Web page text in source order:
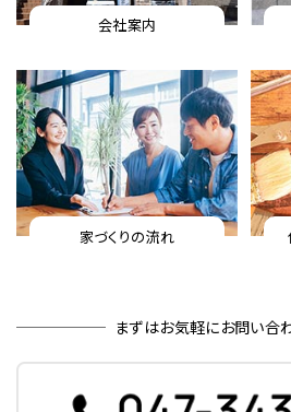
会社案内
家づくりの流れ
まずはお気軽にお問い合